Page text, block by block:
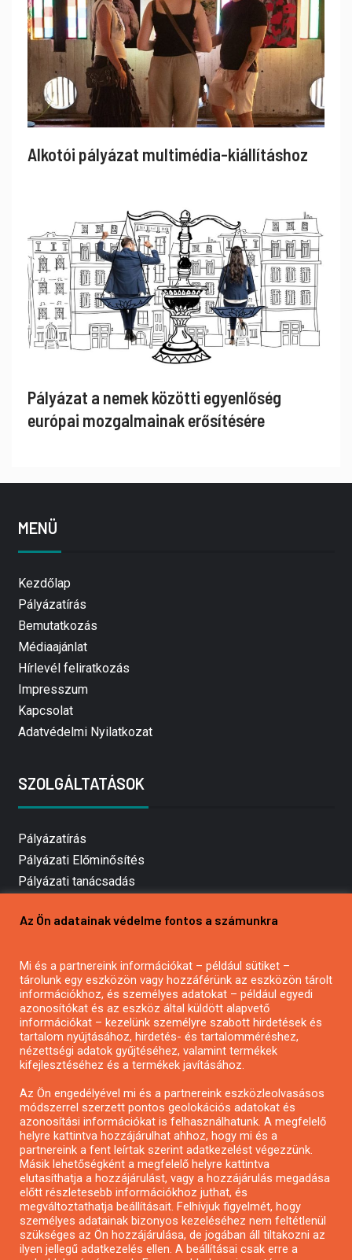
Alkotói pályázat multimédia-kiállításhoz
Pályázat a nemek közötti egyenlőség
európai mozgalmainak erősítésére
MENÜ
Kezdőlap
Pályázatírás
Bemutatkozás
Médiaajánlat
Hírlevél feliratkozás
Impresszum
Kapcsolat
Adatvédelmi Nyilatkozat
SZOLGÁLTATÁSOK
Pályázatírás
Pályázati Előminősítés
Pályázati tanácsadás
Mezőgazdasági pályázatírás
Pályázatírás civil szervezeteknek
Pályázatírás önkormányzatoknak
Pályázatfigyelés
Specifikus pályázatfigyelés vagy hírlevél
Pályázatok magánszemélyeknek
Pályázatok civil szervezeteknek
Pályázatok vállalkozásoknak
Önkormányzati pályázatok
Mezőgazdasági pályázatok
Falusi turizmus pályázatok
Az Ön adatainak védelme fontos a számunkra
Mi és a partnereink információkat – például sütiket –
tárolunk egy eszközön vagy hozzáférünk az eszközön tárolt
információkhoz, és személyes adatokat – például egyedi
azonosítókat és az eszköz által küldött alapvető
információkat – kezelünk személyre szabott hirdetések és
tartalom nyújtásához, hirdetés- és tartalomméréshez,
nézettségi adatok gyűjtéséhez, valamint termékek
kifejlesztéséhez és a termékek javításához.
Az Ön engedélyével mi és a partnereink eszközleolvasásos
módszerrel szerzett pontos geolokációs adatokat és
azonosítási információkat is felhasználhatunk. A megfelelő
helyre kattintva hozzájárulhat ahhoz, hogy mi és a
partnereink a fent leírtak szerint adatkezelést végezzünk.
Másik lehetőségként a megfelelő helyre kattintva
elutasíthatja a hozzájárulást, vagy a hozzájárulás megadása
előtt részletesebb információkhoz juthat, és
megváltoztathatja beállításait. Felhívjuk figyelmét, hogy
személyes adatainak bizonyos kezeléséhez nem feltétlenül
szükséges az Ön hozzájárulása, de jogában áll tiltakozni az
ilyen jellegű adatkezelés ellen. A beállításai csak erre a